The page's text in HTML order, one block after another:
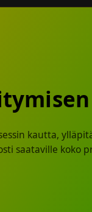
kautta,
saataville koko